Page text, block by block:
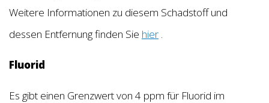
Weitere Informationen zu diesem Schadstoff und
dessen Entfernung finden Sie hier .
Fluorid
Es gibt einen Grenzwert von 4 ppm für Fluorid im